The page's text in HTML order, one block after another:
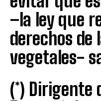
–la ley que
derechos de
vegetales-
(*) Dirigente